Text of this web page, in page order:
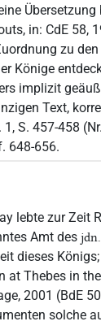
Übersetzung
in: CdE 58,
zu
Könige
implizit
Text,
S. 457-458
648-656.
lebte zur Zeit
Amt des
dieses Königs;
at Thebes in
2001 (BdE
solche